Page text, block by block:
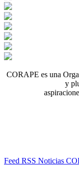
CORAPE es una
y
Feed RSS Noticias